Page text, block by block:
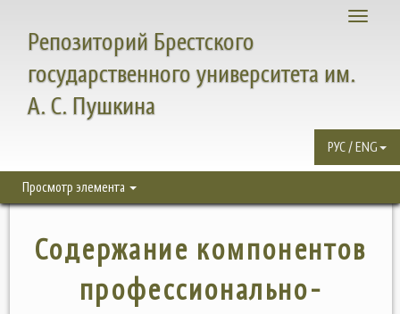
Toggle
Репозиторий Брестского
государственного университета им.
А. С. Пушкина
РУС / ENG
Просмотр элемента
Содержание компонентов
профессионально-